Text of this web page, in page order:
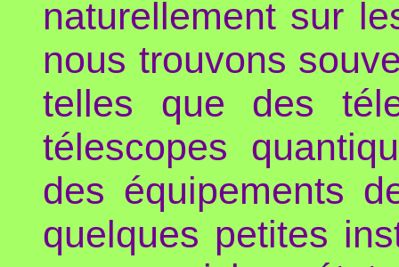
naturellement sur
nous trouvons
telles que des
télescopes
des équipements
quelques petites